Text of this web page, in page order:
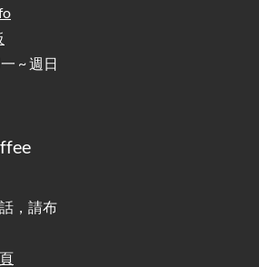
鬼氈避免機車鑰匙脫落吧
Your Motorcycle Key From Falling
an Ad Blocker
~ 週日
，請布